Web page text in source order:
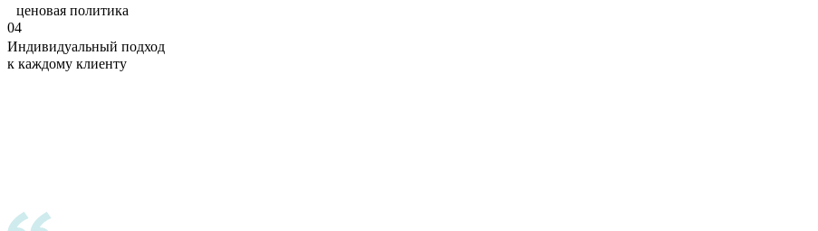
ценовая политика
04
Индивидуальный подход
к каждому клиенту